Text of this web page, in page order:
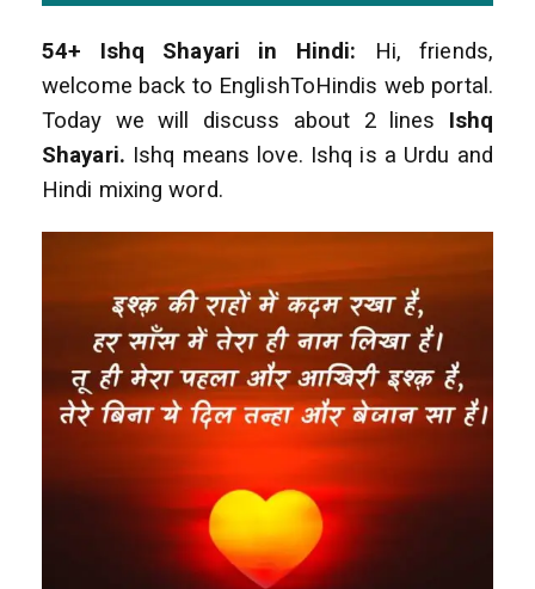
54+ Ishq Shayari in Hindi: Hi, friends,
welcome back to EnglishToHindis web portal.
Today we will discuss about 2 lines Ishq
Shayari. Ishq means love. Ishq is a Urdu and
Hindi mixing word.